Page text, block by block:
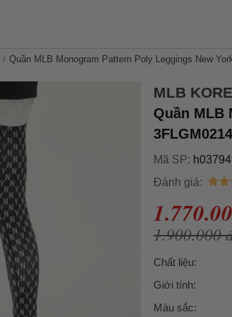
Quần MLB Monogram Pattern Poly Leggings New
MLB
Quần MLB
Mã SP:
Đánh giá:
1.900.000
Chất liệu:
Giới tính:
Màu sắc: